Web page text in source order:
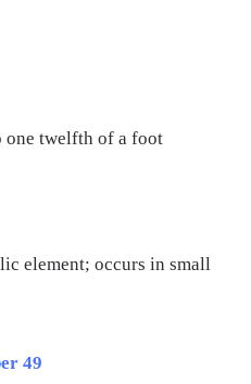
one twelfth of a foot
element; occurs in small
49